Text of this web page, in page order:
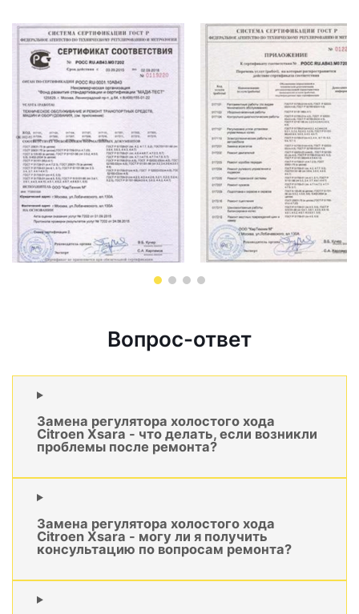
Вопрос-ответ
Замена регулятора холостого хода
Citroen Xsara - что делать, если возникли
проблемы после ремонта?
Замена регулятора холостого хода
Citroen Xsara - могу ли я получить
консультацию по вопросам ремонта?